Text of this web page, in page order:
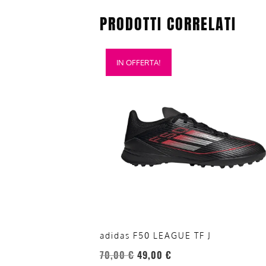
PRODOTTI CORRELATI
IN OFFERTA!
adidas F50 LEAGUE TF J
70,00€ 49,00 €
Questo
prodotto
varianti.
opzioni
possono
del
prodotto